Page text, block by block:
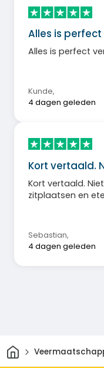
Alles is
Alles is perfect
Kunde,
4 dagen geleden
Kort vertaald.
Kort vertaald.
zitplaatsen en
Sebastian,
4 dagen geleden
Thuis